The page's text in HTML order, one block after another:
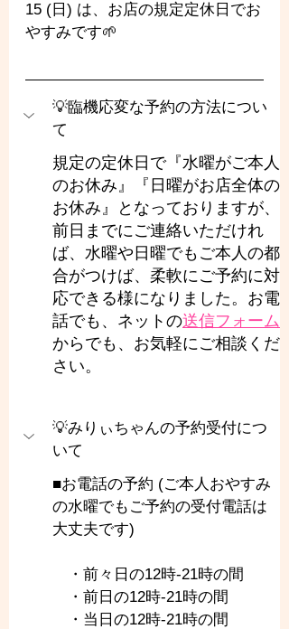
15 (日) は、お店の規定定休日でお
やすみです🌱
💡臨機応変な予約の方法につい
て
規定の定休日で『水曜がご本人
のお休み』『日曜がお店全体の
お休み』となっておりますが、
前日までにご連絡いただけれ
ば、水曜や日曜でもご本人の都
合がつけば、柔軟にご予約に対
応できる様になりました。お電
話でも、ネットの送信フォーム
からでも、お気軽にご相談くだ
さい。
💡みりぃちゃんの予約受付につ
いて
■お電話の予約 (ご本人おやすみ
の水曜でもご予約の受付電話は
大丈夫です)
・前々日の12時-21時の間
・前日の12時-21時の間
・当日の12時-21時の間